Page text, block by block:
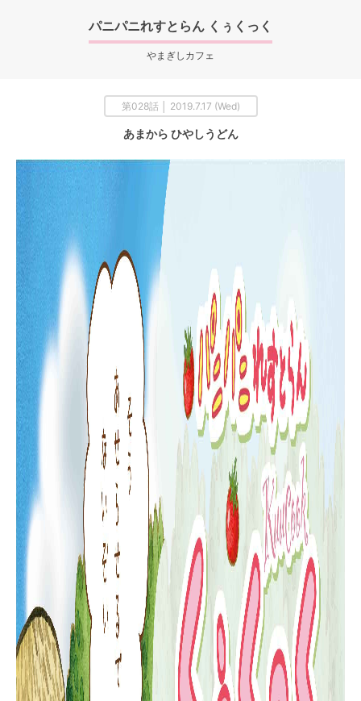
パニパニれすとらん くぅくっく
やまぎしカフェ
第028話 │ 2019.7.17 (Wed)
あまから ひやしうどん